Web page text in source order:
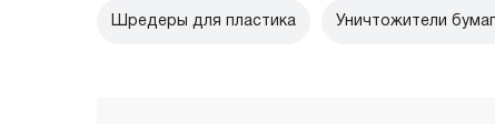
Шредеры для пластика Уничтожители